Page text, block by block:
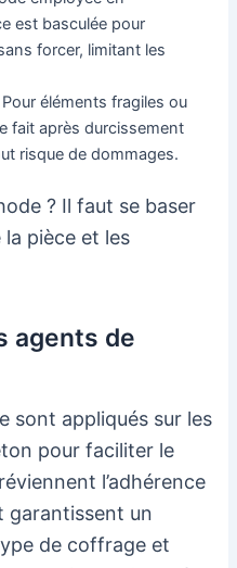
est basculée pour
forcer, limitant les
Pour éléments fragiles ou
fait après durcissement
risque de dommages.
? Il faut se baser
pièce et les
agents de
sont appliqués sur les
pour faciliter le
l’adhérence
garantissent un
de coffrage et